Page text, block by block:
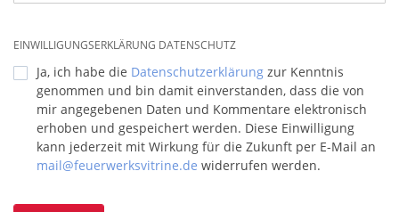
EINWILLIGUNGSERKLÄRUNG DATENSCHUTZ
Ja, ich habe die Datenschutzerklärung zur Kenntnis
genommen und bin damit einverstanden, dass die von
mir angegebenen Daten und Kommentare elektronisch
erhoben und gespeichert werden. Diese Einwilligung
kann jederzeit mit Wirkung für die Zukunft per E-Mail an
mail@feuerwerksvitrine.de widerrufen werden.